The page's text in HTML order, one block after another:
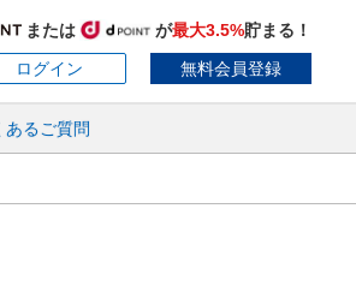
または が最大3.5%貯まる！
ログイン
無料会員登録
あるご質問